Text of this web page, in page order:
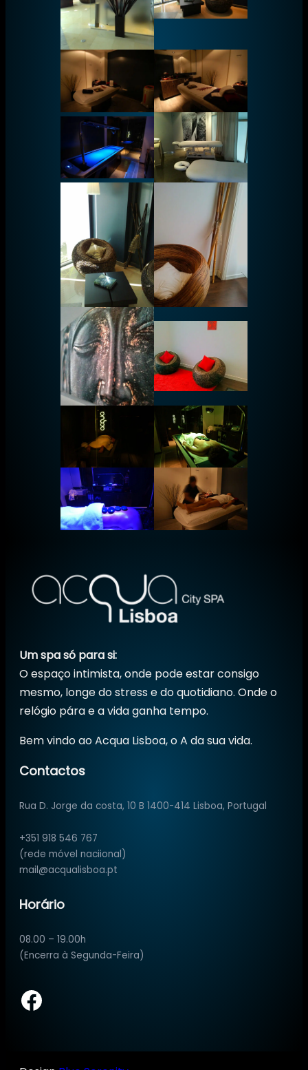
Um spa só para si:
O espaço intimista, onde pode estar consigo
mesmo, longe do stress e do quotidiano. Onde o
relógio pára e a vida ganha tempo.
Bem vindo ao Acqua Lisboa, o A da sua vida.
Contactos
Rua D. Jorge da costa, 10 B 1400-414 Lisboa, Portugal
+351 918 546 767
(rede móvel naciional)
mail@acqualisboa.pt
Horário
08.00 – 19.00h
(Encerra à Segunda-Feira)
Facebook